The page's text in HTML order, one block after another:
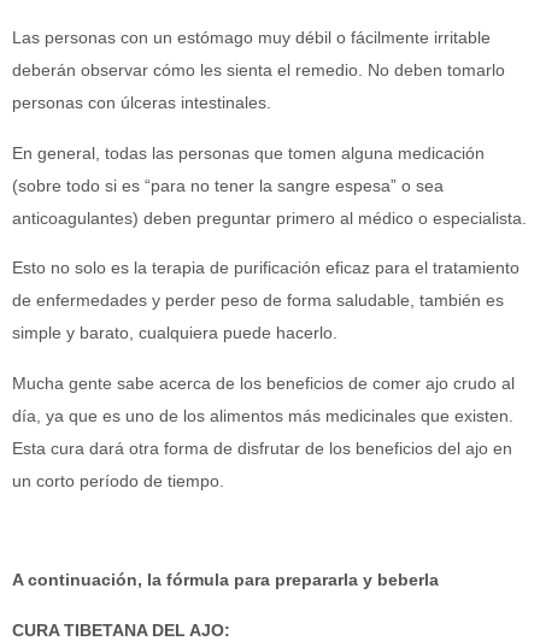
Las personas con un estómago muy débil o fácilmente irritable
deberán observar cómo les sienta el remedio. No deben tomarlo
personas con úlceras intestinales.
En general, todas las personas que tomen alguna medicación
(sobre todo si es “para no tener la sangre espesa” o sea
anticoagulantes) deben preguntar primero al médico o especialista.
Esto no solo es la terapia de purificación eficaz para el tratamiento
de enfermedades y perder peso de forma saludable, también es
simple y barato, cualquiera puede hacerlo.
Mucha gente sabe acerca de los beneficios de comer ajo crudo al
día, ya que es uno de los alimentos más medicinales que existen.
Esta cura dará otra forma de disfrutar de los beneficios del ajo en
un corto período de tiempo.
A continuación, la fórmula para prepararla y beberla
CURA TIBETANA DEL AJO: